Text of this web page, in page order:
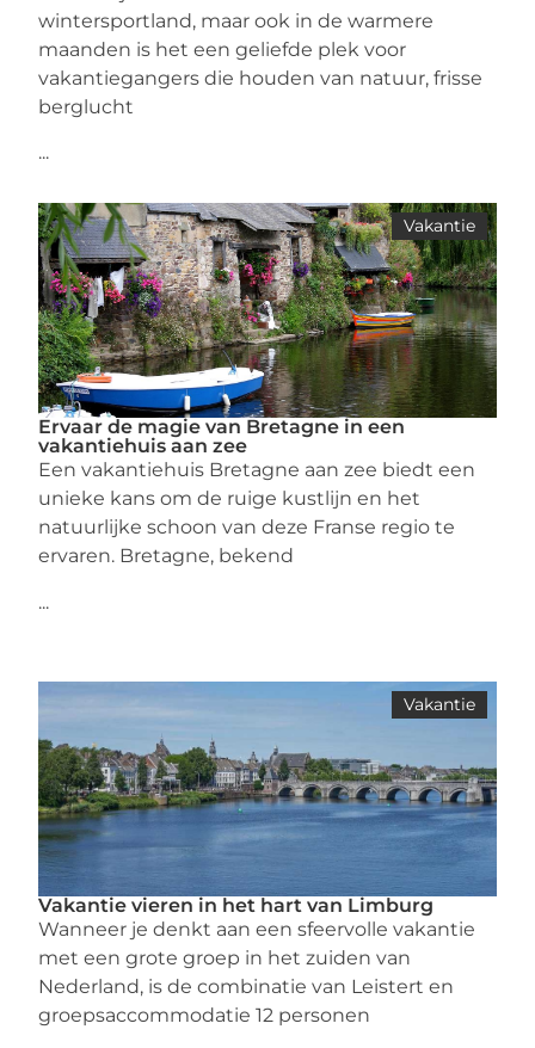
wintersportland, maar ook in de warmere
maanden is het een geliefde plek voor
vakantiegangers die houden van natuur, frisse
berglucht
...
Vakantie
Ervaar de magie van Bretagne in een
vakantiehuis aan zee
Een vakantiehuis Bretagne aan zee biedt een
unieke kans om de ruige kustlijn en het
natuurlijke schoon van deze Franse regio te
ervaren. Bretagne, bekend
...
Vakantie
Vakantie vieren in het hart van Limburg
Wanneer je denkt aan een sfeervolle vakantie
met een grote groep in het zuiden van
Nederland, is de combinatie van Leistert en
groepsaccommodatie 12 personen